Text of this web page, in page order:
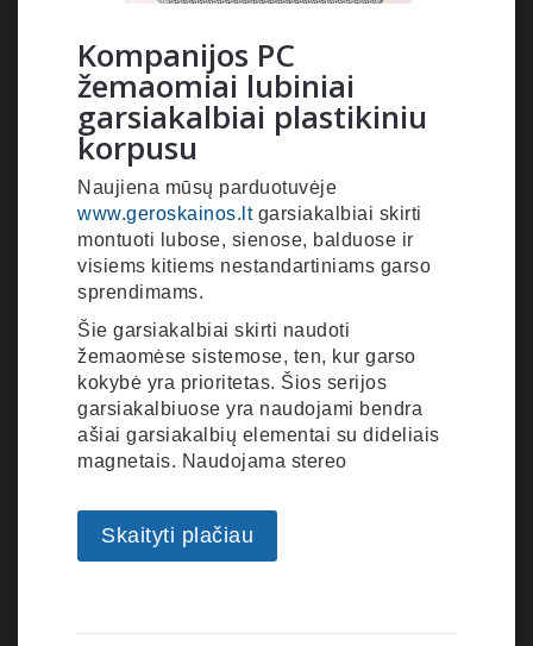
Kompanijos PC
žemaomiai lubiniai
garsiakalbiai plastikiniu
korpusu
Naujiena mūsų parduotuvėje
www.geroskainos.ltgarsiakalbiai skirti
montuoti lubose, sienose, balduose ir
visiems kitiems nestandartiniams garso
sprendimams.
Šie garsiakalbiai skirti naudoti
žemaomėse sistemose, ten, kur garso
kokybė yra prioritetas. Šios serijos
garsiakalbiuose yra naudojami bendra
ašiai garsiakalbių elementai su dideliais
magnetais. Naudojama stereo
Skaityti plačiau